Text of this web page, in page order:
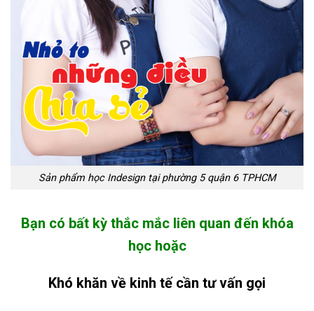
Sản phẩm học Indesign tại phường 5 quận 6 TPHCM
Bạn có bất kỳ thắc mắc liên quan đến khóa
học hoặc
Khó khăn về kinh tế cần tư vấn gọi